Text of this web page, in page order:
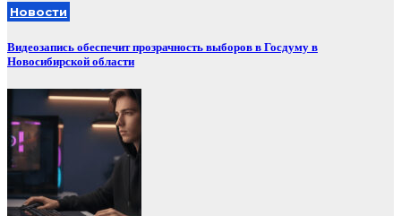
Новости
Видеозапись обеспечит прозрачность выборов в Госдуму в
Новосибирской области